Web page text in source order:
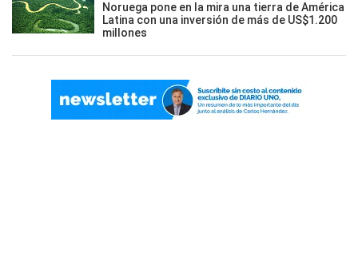
Noruega pone en la mira una tierra de América
Latina con una inversión de más de US$1.200
millones